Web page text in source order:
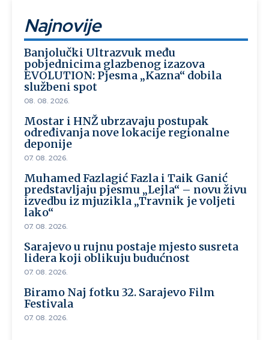
Najnovije
Banjolučki Ultrazvuk među
pobjednicima glazbenog izazova
EVOLUTION: Pjesma „Kazna“ dobila
službeni spot
08. 08. 2026.
Mostar i HNŽ ubrzavaju postupak
određivanja nove lokacije regionalne
deponije
07. 08. 2026.
Muhamed Fazlagić Fazla i Taik Ganić
predstavljaju pjesmu „Lejla“ – novu živu
izvedbu iz mjuzikla „Travnik je voljeti
lako“
07. 08. 2026.
Sarajevo u rujnu postaje mjesto susreta
lidera koji oblikuju budućnost
07. 08. 2026.
Biramo Naj fotku 32. Sarajevo Film
Festivala
07. 08. 2026.